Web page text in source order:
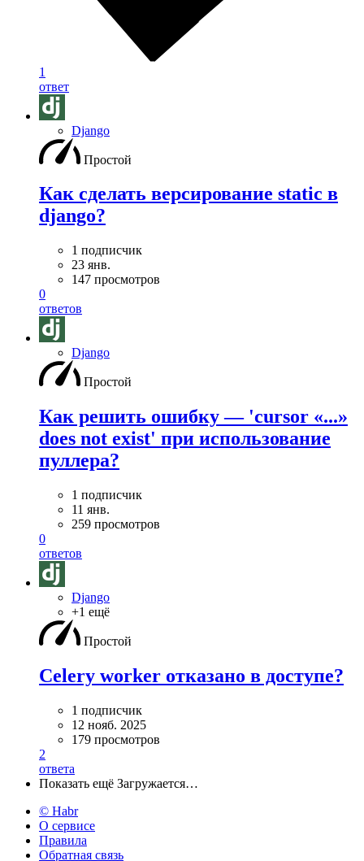
1
ответ
Django
Простой
Как сделать версирование static в
django?
1 подписчик
23 янв.
147 просмотров
0
ответов
Django
Простой
Как решить ошибку — 'cursor «...»
does not exist' при использование
пуллера?
1 подписчик
11 янв.
259 просмотров
0
ответов
Django
+1 ещё
Простой
Celery worker отказано в доступе?
1 подписчик
12 нояб. 2025
179 просмотров
2
ответа
Показать ещё Загружается…
© Habr
О сервисе
Правила
Обратная связь